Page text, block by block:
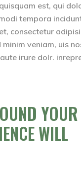
est, qui
tempora
consectetur
veniam, uis
irure dolr.
YOUR
WILL